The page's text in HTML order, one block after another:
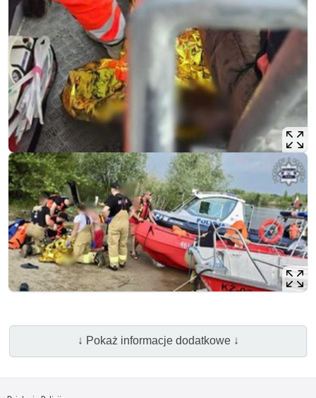
↓ Pokaż informacje dodatkowe ↓